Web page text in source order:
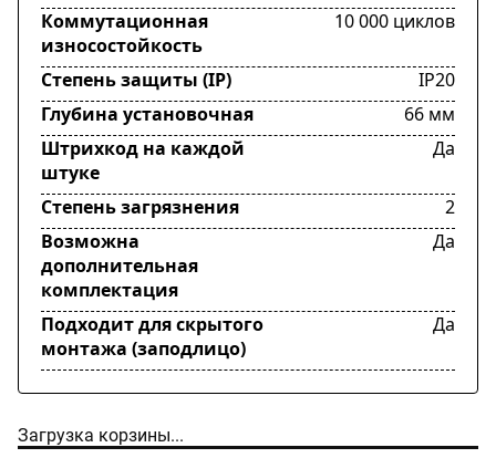
Коммутационная
износостойкость
10 000 циклов
Степень защиты (IP)
IP20
Глубина установочная
66 мм
Штрихкод на каждой
штуке
Да
Степень загрязнения
2
Возможна
дополнительная
комплектация
Да
Подходит для скрытого
монтажа (заподлицо)
Да
Загрузка корзины...